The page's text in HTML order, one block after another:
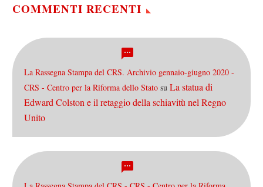
COMMENTI RECENTI
La Rassegna Stampa del CRS. Archivio gennaio-giugno 2020 -
CRS - Centro per la Riforma dello Stato su La statua di
Edward Colston e il retaggio della schiavitù nel Regno
Unito